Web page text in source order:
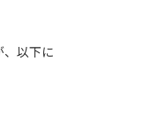
以下に